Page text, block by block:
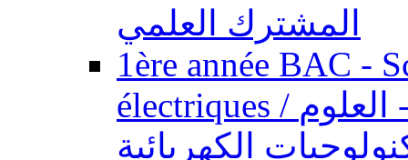
المشترك العلمي
1ère année BAC -
électriques / السنة الأولى باكالوريا - العلوم
الكهربائية